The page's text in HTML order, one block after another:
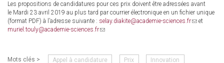
Les propositions de candidatures pour ces prix doivent être adressées avant
le Mardi 23 avril 2019 au plus tard par courrier électronique en un fichier unique
(format PDF) à l’adresse suivante : selay.diakite@academie-sciences.fr(link
et
muriel.touly@academie-sciences.fr(link
mail)
Mots clés > Appel à candidature Prix Innovation